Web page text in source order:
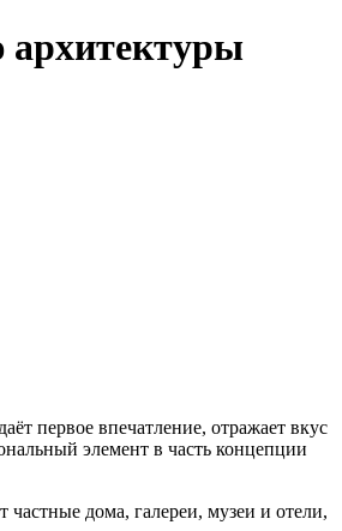
архитектуры
первое впечатление, отражает вкус
элемент в часть концепции
дома, галереи, музеи и отели,